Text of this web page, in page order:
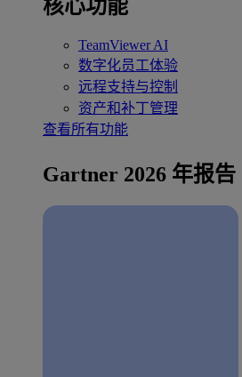
核心功能
TeamViewer AI
数字化员工体验
远程支持与控制
资产和补丁管理
查看所有功能
Gartner 2026 年报告